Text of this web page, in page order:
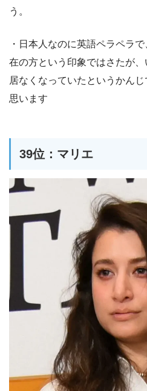
う。
・日本人なのに英語ペラペラ
在の方という印象ではさたが
居なくなっていたというかん
思います
39位：マリエ